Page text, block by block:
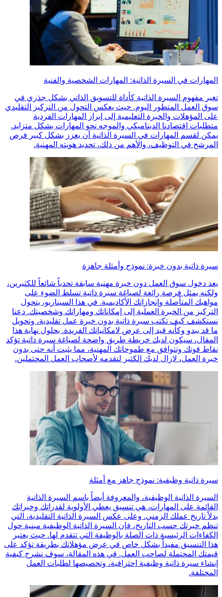
المهارات في السيرة الذاتية: المهارات الشخصية والفنية
تغير مفهوم السيرة الذاتية كأداة للتسويق الذاتي بشكل جذري في
سوق العمل المتطور اليوم. حيث يعكس التحول من التركيز التقليدي
على المؤهلات والخبرة التعليمية إلى إبراز المهارات الفردية
متطلبات اقتصادنا الديناميكي والموجه نحو المهارات بشكل متزايد.
يمكن لقسم المهارات في السيرة الذاتية أن يعزز بشكل كبير فرص
المرشح في التوظيف، والأهم من ذلك، تحديد هويته المهنية.
سيرة ذاتية بدون خبرة: نموذج وأمثلة جاهزة
يعد دخول سوق العمل دون خبرة مهنية سابقة تحدياً شائعاً للكثيرين،
ولكنه يمثل فرصة رائعة لصياغة سيرة ذاتية تسلط الضوء على
مواهبك المتأصلة وإنجازاتك الأكاديمية. في هذا السيناريو، يتحول
التركيز من الخبرة العملية إلى إمكاناتك ومهاراتك وشخصيتك. دعنا
نستكشف كيف تكتب سيرة ذاتية بدون خبرة عمل تقليدية، وتحويل
ما قد يبدو وكأنه قيد إلى عرض لامكانياتك الفريدة. بحلول نهاية هذا
المقال، سيكون لديك خريطة طريق واضحة لصياغة سيرة ذاتية تؤكد
نقاط قوتك وتتوافق مع طموحاتك المهنية، مما يثبت أنه حتى بدون
خبرة العمل، لازال لديك الكثير لتقدمه لأصحاب العمل المحتملين.
سيرة ذاتية وظيفية: نموذج جاهز مع أمثلة
السيرة الذاتية الوظيفية، والمعروفة أيضاً باسم السيرة الذاتية
القائمة على المهارات، هي تنسيق يعطي الأولوية لقدراتك وخبراتك
بدلاً تاريخ عملك الزمني. وعلى عكس السيرة الذاتية التقليدية، التي
تنظم خبرتك حسب التاريخ، فإن السيرة الذاتية الوظيفية مبنية حول
الكفاءات الرئيسية ذات الصلة بالوظيفة التي تتقدم لها. حيث يعتبر
هذا التنسيق مفيداً بشكل خاص في عرض مؤهلاتك بطريقة تؤكد على
قيمتك المحتملة لصاحب العمل. في هذه المقالة، سوف نشرح كيفية
إنشاء سيرة ذاتية وظيفية احترافية، وتخصيصها لطلبات العمل
المختلفة.